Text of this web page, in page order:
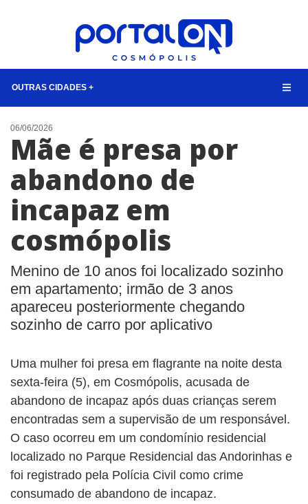
OUTRAS CIDADES +
NOTÍCIAS
LISTA DIGITAL
CONTATO
ANUNCIE
06/06/2026
Mãe é presa por
abandono de
incapaz em
cosmópolis
Menino de 10 anos foi localizado sozinho
em apartamento; irmão de 3 anos
apareceu posteriormente chegando
sozinho de carro por aplicativo
Uma mulher foi presa em flagrante na noite desta
sexta-feira (5), em Cosmópolis, acusada de
abandono de incapaz após duas crianças serem
encontradas sem a supervisão de um responsável.
O caso ocorreu em um condomínio residencial
localizado no Parque Residencial das Andorinhas e
foi registrado pela Polícia Civil como crime
consumado de abandono de incapaz.